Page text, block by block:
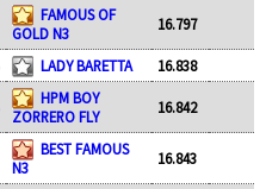
FAMOUS OF
GOLD N3
16.797
LADY BARETTA 16.838
HPM BOY
ZORRERO FLY
16.842
BEST FAMOUS
N3
16.843